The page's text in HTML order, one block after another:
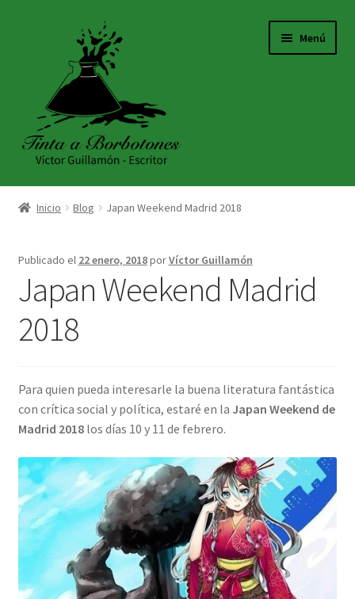
navegación
contenido
Menú
INICIO
TIENDA
Inicio Blog Japan Weekend Madrid 2018
Publicado el 22 enero, 2018porVíctor Guillamón
Japan Weekend Madrid
2018
Para quien pueda interesarle la buena literatura fantástica
con crítica social y política, estaré en la Japan Weekend de
Madrid 2018los días 10 y 11 de febrero.